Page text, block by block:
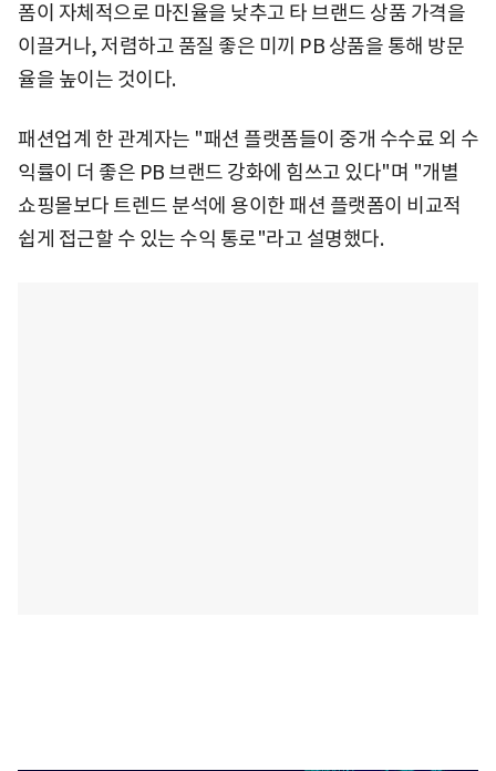
폼이 자체적으로 마진율을 낮추고 타 브랜드 상품 가격을
이끌거나, 저렴하고 품질 좋은 미끼 PB 상품을 통해 방문
율을 높이는 것이다.
패션업계 한 관계자는 "패션 플랫폼들이 중개 수수료 외 수
익률이 더 좋은 PB 브랜드 강화에 힘쓰고 있다"며 "개별
쇼핑몰보다 트렌드 분석에 용이한 패션 플랫폼이 비교적
쉽게 접근할 수 있는 수익 통로"라고 설명했다.